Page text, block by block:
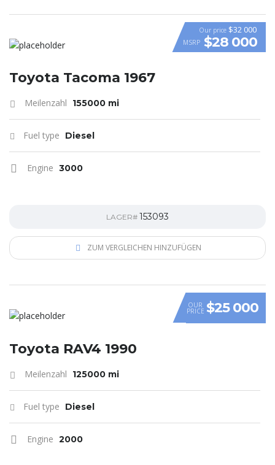
Our price $32 000
MSRP $28 000
Toyota Tacoma 1967
Meilenzahl 155000 mi
Fuel type Diesel
Engine 3000
LAGER# 153093
ZUM VERGLEICHEN HINZUFÜGEN
OUR
PRICE $25 000
Toyota RAV4 1990
Meilenzahl 125000 mi
Fuel type Diesel
Engine 2000